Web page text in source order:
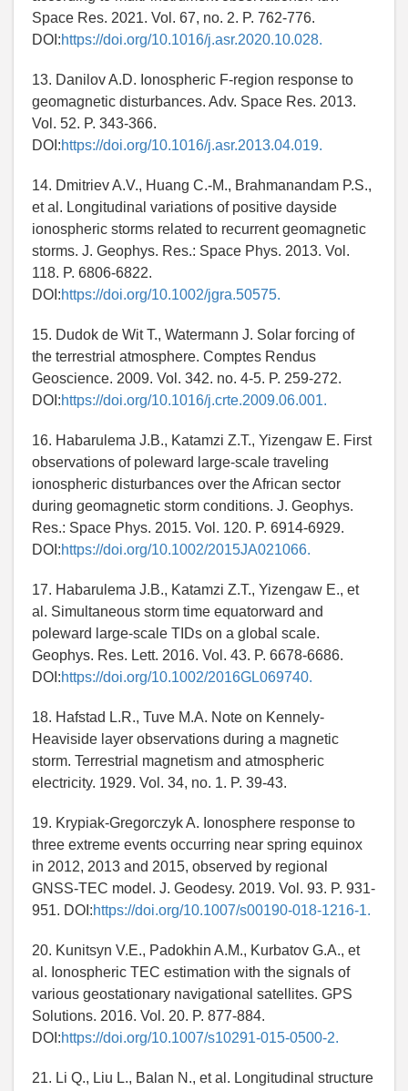
Space Res. 2021. Vol. 67, no. 2. P. 762-776.
DOI:https://doi.org/10.1016/j.asr.2020.10.028.
13. Danilov A.D. Ionospheric F-region response to
geomagnetic disturbances. Adv. Space Res. 2013.
Vol. 52. P. 343-366.
DOI:https://doi.org/10.1016/j.asr.2013.04.019.
14. Dmitriev A.V., Huang C.-M., Brahmanandam P.S.,
et al. Longitudinal variations of positive dayside
ionospheric storms related to recurrent geomagnetic
storms. J. Geophys. Res.: Space Phys. 2013. Vol.
118. P. 6806-6822.
DOI:https://doi.org/10.1002/jgra.50575.
15. Dudok de Wit T., Watermann J. Solar forcing of
the terrestrial atmosphere. Comptes Rendus
Geoscience. 2009. Vol. 342. no. 4-5. P. 259-272.
DOI:https://doi.org/10.1016/j.crte.2009.06.001.
16. Habarulema J.B., Katamzi Z.T., Yizengaw E. First
observations of poleward large-scale traveling
ionospheric disturbances over the African sector
during geomagnetic storm conditions. J. Geophys.
Res.: Space Phys. 2015. Vol. 120. P. 6914-6929.
DOI:https://doi.org/10.1002/2015JA021066.
17. Habarulema J.B., Katamzi Z.T., Yizengaw E., et
al. Simultaneous storm time equatorward and
poleward large-scale TIDs on a global scale.
Geophys. Res. Lett. 2016. Vol. 43. P. 6678-6686.
DOI:https://doi.org/10.1002/2016GL069740.
18. Hafstad L.R., Tuve M.A. Note on Kennely-
Heaviside layer observations during a magnetic
storm. Terrestrial magnetism and atmospheric
electricity. 1929. Vol. 34, no. 1. P. 39-43.
19. Krypiak-Gregorczyk A. Ionosphere response to
three extreme events occurring near spring equinox
in 2012, 2013 and 2015, observed by regional
GNSS-TEC model. J. Geodesy. 2019. Vol. 93. P. 931-
951. DOI:https://doi.org/10.1007/s00190-018-1216-1.
20. Kunitsyn V.E., Padokhin A.M., Kurbatov G.A., et
al. Ionospheric TEC estimation with the signals of
various geostationary navigational satellites. GPS
Solutions. 2016. Vol. 20. P. 877-884.
DOI:https://doi.org/10.1007/s10291-015-0500-2.
21. Li Q., Liu L., Balan N., et al. Longitudinal structure